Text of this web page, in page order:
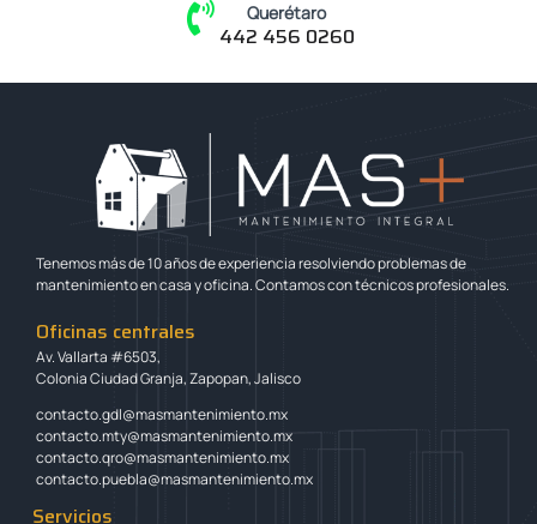
Querétaro
442 456 0260
Tenemos más de 10 años de experiencia resolviendo problemas de
mantenimiento en casa y oficina. Contamos con técnicos profesionales.
Oficinas centrales
Av. Vallarta #6503,
Colonia Ciudad Granja, Zapopan, Jalisco
contacto.gdl@masmantenimiento.mx
contacto.mty@masmantenimiento.mx
contacto.qro@masmantenimiento.mx
contacto.puebla@masmantenimiento.mx
Servicios